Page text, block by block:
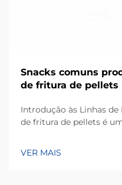
Snacks comuns
de fritura de pellets
Introdução às Linhas
de fritura de pellets é
contínua e fritura. Ao
VER MAIS